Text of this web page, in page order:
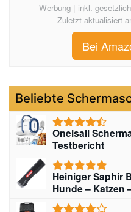
Werbung | inkl.
Zuletzt aktualisiert
Bei
Beliebte
Oneisall
Testbericht
Heiniger Saphir
Hunde – Katzen